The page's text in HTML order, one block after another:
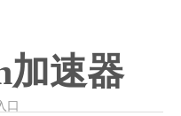
加速器
口